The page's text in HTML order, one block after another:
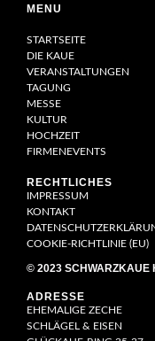
MENU
STARTSEITE
DIE KAUE
VERANSTALTUNGEN
TAGUNG
MESSE
KULTUR
HOCHZEIT
FIRMENEVENTS
RECHTLICHES
IMPRESSUM
KONTAKT
COOKIE-RICHTLINIE (EU)
© 2023 SCHWARZKAUE
ADRESSE
EHEMALIGE ZECHE
SCHLÄGEL & EISEN